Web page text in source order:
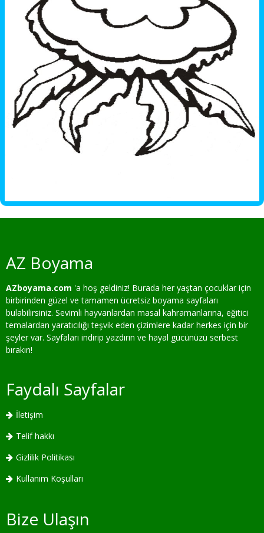
AZ Boyama
AZboyama.com 'a hoş geldiniz! Burada her yaştan çocuklar için
birbirinden güzel ve tamamen ücretsiz boyama sayfaları
bulabilirsiniz. Sevimli hayvanlardan masal kahramanlarına, eğitici
temalardan yaratıcılığı teşvik eden çizimlere kadar herkes için bir
şeyler var. Sayfaları indirip yazdırın ve hayal gücünüzü serbest
bırakın!
Faydalı Sayfalar
İletişim
Telif hakkı
Gizlilik Politikası
Kullanım Koşulları
Bize Ulaşın